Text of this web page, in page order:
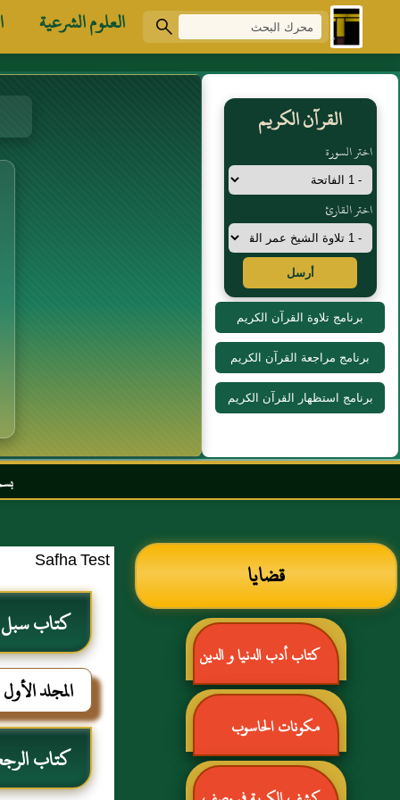
العلوم الشرعية
القرآن الكريم
اختر السورة
اختر القارئ
أرسل
برنامج تلاوة القرآن الكريم
برنامج مراجعة القرآن الكريم
برنامج استظهار القرآن الكريم
بسم الله
قضايا
كتاب أدب الدنيا و الدين
للماوردي
مكونات الحاسوب
Safha Test
كتاب سبل
المجلد الأول
كتاب